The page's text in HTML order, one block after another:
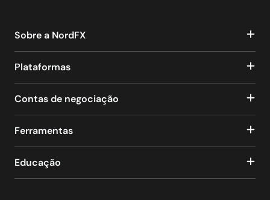
Sobre a NordFX
Plataformas
Contas de negociação
Ferramentas
Educação